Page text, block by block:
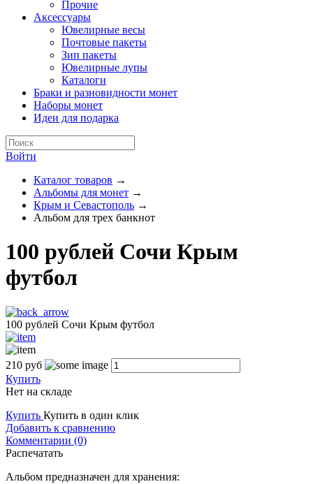
Прочие
Аксессуары
Ювелирные весы
Почтовые пакеты
Зип пакеты
Ювелирные лупы
Каталоги
Браки и разновидности монет
Наборы монет
Идеи для подарка
Войти
Каталог товаров →
Альбомы для монет →
Крым и Севастополь →
Альбом для трех банкнот
100 рублей Сочи Крым
футбол
100 рублей Сочи Крым футбол
210 руб
Купить
Нет на складе
Купить Купить в один клик
Добавить к сравнению
Комментарии (0)
Распечатать
Альбом предназначен для хранения: